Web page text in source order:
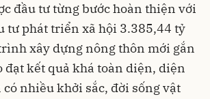
đầu tư từng bước hoàn thiện với
tư phát triển xã hội 3.385,44 tỷ
xây dựng nông thôn mới gắn
đạt kết quả khá toàn diện, diện
nhiều khởi sắc, đời sống vật